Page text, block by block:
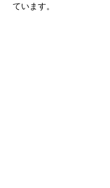
ています。